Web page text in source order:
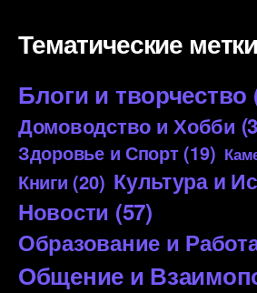
Тематические метки
Блоги и творчество
Домоводство и Хобби
Здоровье и Спорт(19)
Книги (20) Культура и
Новости (57)
Образование и
Общение и